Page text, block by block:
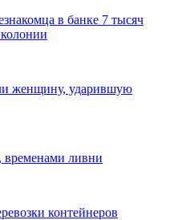
в банке 7 тысяч
женщину, ударившую
временами ливни
контейнеров